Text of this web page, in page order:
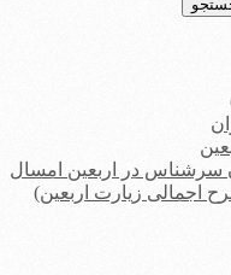
اجمالی زیارت اربعین)